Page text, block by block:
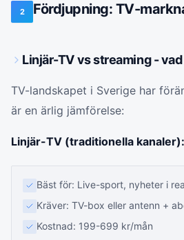
2 Fördjupning: TV-
Linjär-TV vs streaming -
TV-landskapet i Sverige har
är en ärlig jämförelse:
Linjär-TV (traditionella kanaler):
Bäst för: Live-sport, nyheter i
Kräver: TV-box eller antenn +
Kostnad: 199-699 kr/mån